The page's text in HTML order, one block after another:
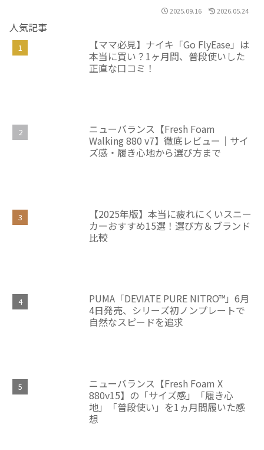
2025.09.16 2026.05.24
人気記事
【ママ必見】ナイキ「Go FlyEase」は
本当に買い？1ヶ月間、普段使いした
正直な口コミ！
ニューバランス【Fresh Foam
Walking 880 v7】徹底レビュー｜サイ
ズ感・履き心地から選び方まで
【2025年版】本当に疲れにくいスニー
カーおすすめ15選！選び方＆ブランド
比較
PUMA「DEVIATE PURE NITRO™」6月
4日発売、シリーズ初ノンプレートで
自然なスピードを追求
ニューバランス【Fresh Foam X
880v15】の「サイズ感」「履き心
地」「普段使い」を1ヵ月間履いた感
想